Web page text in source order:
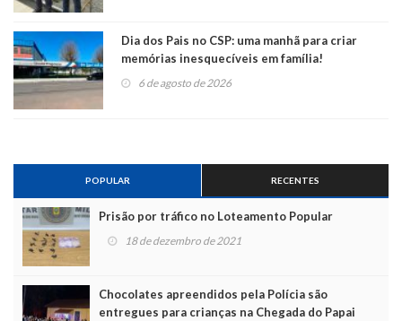
Dia dos Pais no CSP: uma manhã para criar
memórias inesquecíveis em família!
6 de agosto de 2026
POPULAR RECENTES
Prisão por tráfico no Loteamento Popular
18 de dezembro de 2021
Chocolates apreendidos pela Polícia são
entregues para crianças na Chegada do Papai